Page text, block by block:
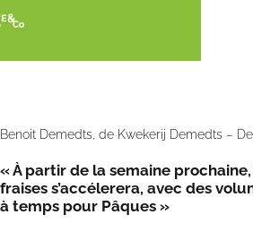
Benoit Demedts, de Kwekerij Demedts –
« À partir de la semaine
fraises s’accélerera, avec des
à temps pour Pâques »